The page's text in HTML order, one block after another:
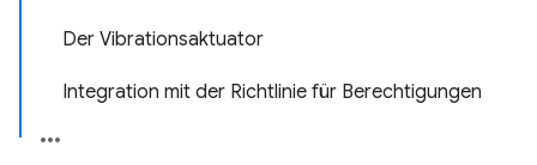
Der Vibrationsaktuator
Integration mit der Richtlinie für Berechtigungen